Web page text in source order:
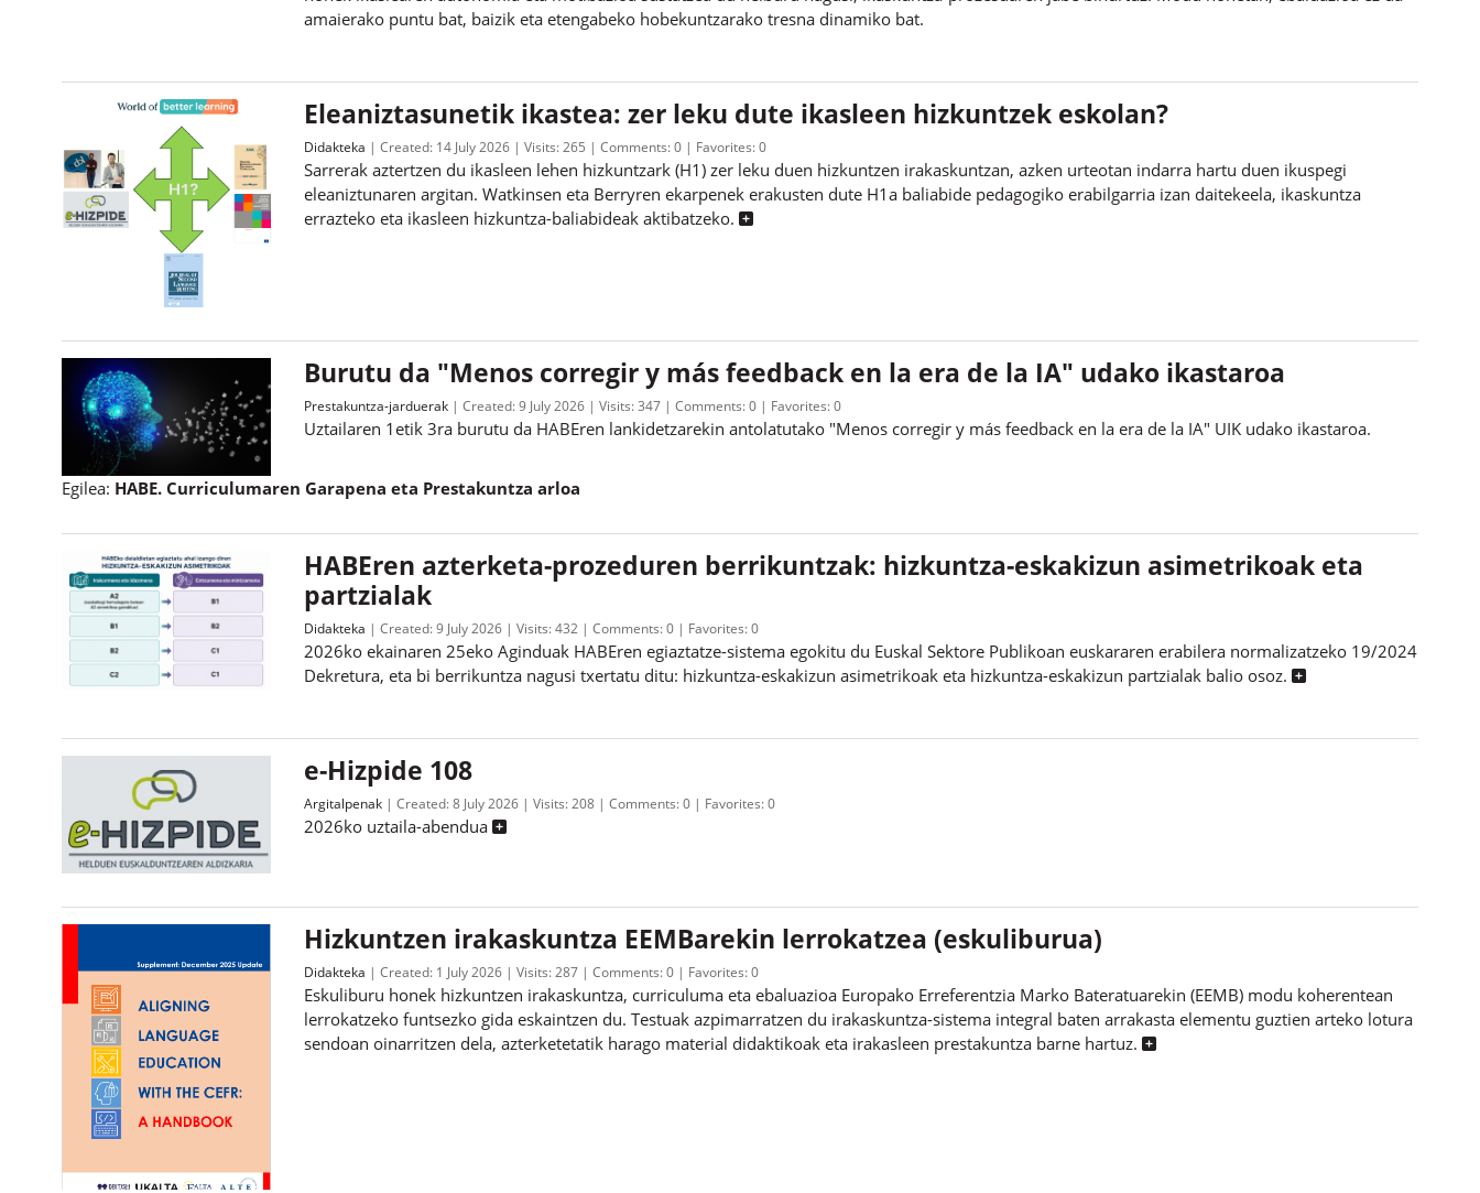
amaierako puntu bat, baizik eta etengabeko hobekuntzarako tresna dinamiko bat.
Eleaniztasunetik ikastea: zer leku dute ikasleen hizkuntzek eskolan?
Didakteka Created: 14 July 2026 Visits:265 Comments:0 Favorites:0
Sarrerak aztertzen du ikasleen lehen hizkuntzark (H1) zer leku duen hizkuntzen irakaskuntzan, azken urteotan indarra hartu duen ikuspegi
eleaniztunaren argitan. Watkinsen eta Berryren ekarpenek erakusten dute H1a baliabide pedagogiko erabilgarria izan daitekeela, ikaskuntza
errazteko eta ikasleen hizkuntza-baliabideak aktibatzeko.
Burutu da "Menos corregir y más feedback en la era de la IA" udako ikastaroa
Prestakuntza-jarduerak Created:9 July 2026 Visits:347 Comments:0 Favorites:0
Uztailaren 1etik 3ra burutu da HABEren lankidetzarekin antolatutako "Menos corregir y más feedback en la era de la IA" UIK udako ikastaroa.
Egilea: HABE. Curriculumaren Garapena eta Prestakuntza arloa
HABEren azterketa-prozeduren berrikuntzak: hizkuntza-eskakizun asimetrikoak eta
partzialak
Didakteka Created:9 July 2026 Visits:432 Comments:0 Favorites:0
2026ko ekainaren 25eko Aginduak HABEren egiaztatze-sistema egokitu du Euskal Sektore Publikoan euskararen erabilera normalizatzeko 19/2024
Dekretura, eta bi berrikuntza nagusi txertatu ditu: hizkuntza-eskakizun asimetrikoak eta hizkuntza-eskakizun partzialak balio osoz.
e-Hizpide 108
Argitalpenak Created:8 July 2026 Visits:208 Comments:0 Favorites:0
2026ko uztaila-abendua
Hizkuntzen irakaskuntza EEMBarekin lerrokatzea (eskuliburua)
Didakteka Created: 1 July 2026 Visits:287 Comments:0 Favorites:0
Eskuliburu honek hizkuntzen irakaskuntza, curriculuma eta ebaluazioa Europako Erreferentzia Marko Bateratuarekin (EEMB) modu koherentean
lerrokatzeko funtsezko gida eskaintzen du. Testuak azpimarratzen du irakaskuntza-sistema integral baten arrakasta elementu guztien arteko lotura
sendoan oinarritzen dela, azterketetatik harago material didaktikoak eta irakasleen prestakuntza barne hartuz.